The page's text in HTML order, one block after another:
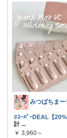
#ｽｰﾊﾟｰDEAL【20%
計 ...
￥ 3,960～